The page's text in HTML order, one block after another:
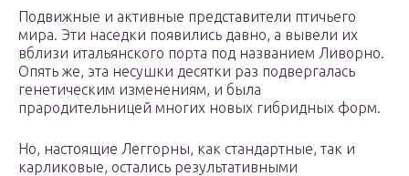
Подвижные и активные представители птичьего
мира. Эти наседки появились давно, а вывели их
вблизи итальянского порта под названием Ливорно.
Опять же, эта несушки десятки раз подвергалась
генетическим изменениям, и была
прародительницей многих новых гибридных форм.
Но, настоящие Леггорны, как стандартные, так и
карликовые, остались результативными